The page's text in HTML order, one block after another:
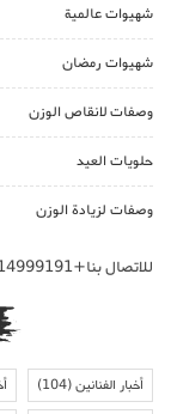
شهيوات عالمية
شهيوات رمضان
وصفات لانقاص الوزن
حلويات العيد
وصفات لزيادة الوزن
للاتصال بنا+212614999191
أخبار الفنانين(104)